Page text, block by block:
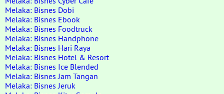
Melaka: Bisnes Dobi
Melaka: Bisnes Ebook
Melaka: Bisnes Foodtruck
Melaka: Bisnes Handphone
Melaka: Bisnes Hari Raya
Melaka: Bisnes Hotel & Resort
Melaka: Bisnes Ice Blended
Melaka: Bisnes Jam Tangan
Melaka: Bisnes Jeruk